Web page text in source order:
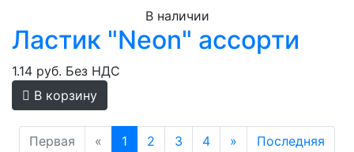
В наличии
Ластик "Neon" ассорти
1.14 руб. Без НДС
В корзину
Первая « 1 2 3 4 » Последняя